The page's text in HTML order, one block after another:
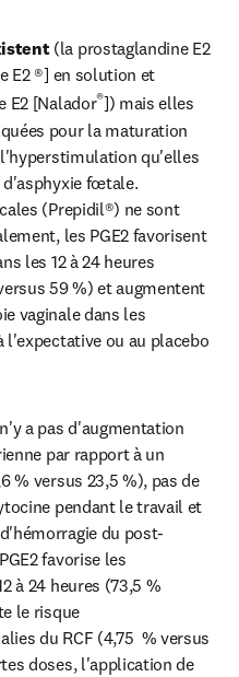
(la prostaglandine E2
E2 ®] en solution et
E2 [Nalador®]) mais elles
pour la maturation
qu'elles
d'asphyxie fœtale.
(Prepidil®) ne sont
les PGE2 favorisent
les 12 à 24 heures
59 %) et augmentent
vaginale dans les
l'expectative ou au placebo
a pas d'augmentation
par rapport à un
% versus 23,5 %), pas de
pendant le travail et
du post-
favorise les
à 24 heures (73,5 %
le risque
du RCF (4,75  % versus
doses, l'application de